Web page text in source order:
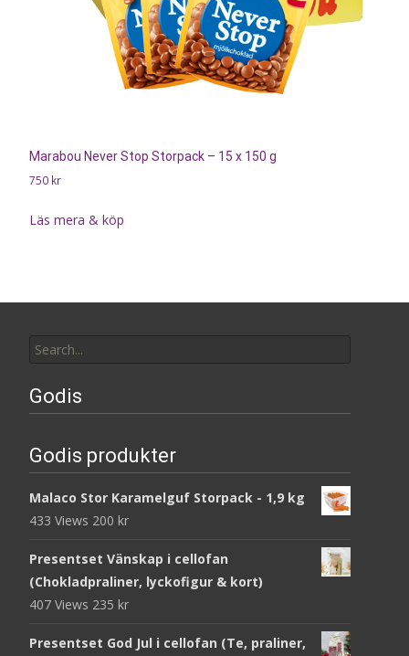
Marabou Never Stop Storpack – 15 x 150 g
750 kr
Läs mera & köp
for:
Godis
Godis produkter
Malaco Stor Karamelguf Storpack - 1,9 kg
433 Views 200 kr
Presentset Vänskap i cellofan
(Chokladpraliner, lyckofigur & kort)
407 Views 235 kr
Presentset God Jul i cellofan (Te, praliner,